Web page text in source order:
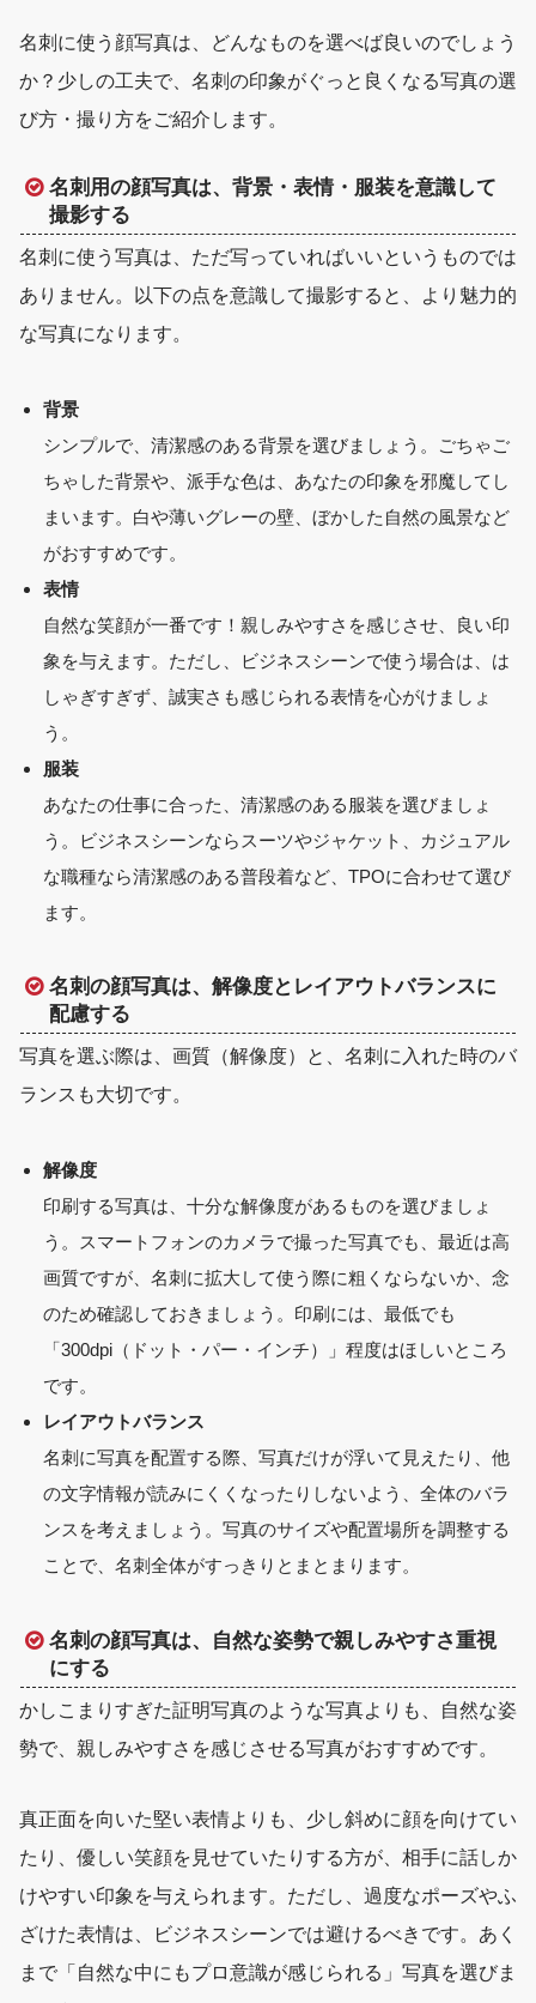
名刺に使う顔写真は、どんなものを選べば良いのでしょう
か？少しの工夫で、名刺の印象がぐっと良くなる写真の選
び方・撮り方をご紹介します。
名刺用の顔写真は、背景・表情・服装を意識して
撮影する
名刺に使う写真は、ただ写っていればいいというものでは
ありません。以下の点を意識して撮影すると、より魅力的
な写真になります。
背景
シンプルで、清潔感のある背景を選びましょう。ごちゃご
ちゃした背景や、派手な色は、あなたの印象を邪魔してし
まいます。白や薄いグレーの壁、ぼかした自然の風景など
がおすすめです。
表情
自然な笑顔が一番です！親しみやすさを感じさせ、良い印
象を与えます。ただし、ビジネスシーンで使う場合は、は
しゃぎすぎず、誠実さも感じられる表情を心がけましょ
う。
服装
あなたの仕事に合った、清潔感のある服装を選びましょ
う。ビジネスシーンならスーツやジャケット、カジュアル
な職種なら清潔感のある普段着など、TPOに合わせて選び
ます。
名刺の顔写真は、解像度とレイアウトバランスに
配慮する
写真を選ぶ際は、画質（解像度）と、名刺に入れた時のバ
ランスも大切です。
解像度
印刷する写真は、 十分な解像度があるものを選びましょ
う。スマートフォンのカメラで撮った写真でも、最近は高
画質ですが、名刺に拡大して使う際に粗くならないか、念
のため確認しておきましょう。印刷には、最低でも
「 300dpi（ドット・パー・インチ）
」程度はほしいところ
です。
レイアウトバランス
名刺に写真を配置する際、写真だけが浮いて見えたり、他
の文字情報が読みにくくなったりしないよう、全体のバラ
ンスを考えましょう。写真のサイズや配置場所を調整する
ことで、名刺全体がすっきりとまとまります。
名刺の顔写真は、自然な姿勢で親しみやすさ重視
にする
かしこまりすぎた証明写真のような写真よりも、
自然な姿
勢で、親しみやすさを感じさせる写真がおすすめです。
真正面を向いた堅い表情よりも、少し斜めに顔を向けてい
たり、優しい笑顔を見せていたりする方が、相手に話しか
けやすい印象を与えられます。ただし、過度なポーズやふ
ざけた表情は、ビジネスシーンでは避けるべきです。あく
まで「自然な中にもプロ意識が感じられる」写真を選びま